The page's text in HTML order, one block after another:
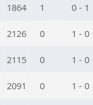
1864 1 0 - 1
2126 0 1 - 0
2115 0 1 - 0
2091 0 1 - 0